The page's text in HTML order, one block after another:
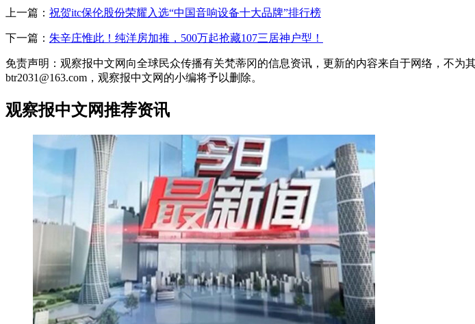
上一篇： 祝贺itc保伦股份荣耀入选“中国音响设备十大品牌”排行榜
下一篇： 朱辛庄惟此！纯洋房加推，500万起抢藏107三居神户型！
免责声明：观察报中文网向全球民众传播有关梵蒂冈的信息资讯，更新的内容来自于网络，不
btr2031@163.com，观察报中文网的小编将予以删除。
观察报中文网推荐资讯